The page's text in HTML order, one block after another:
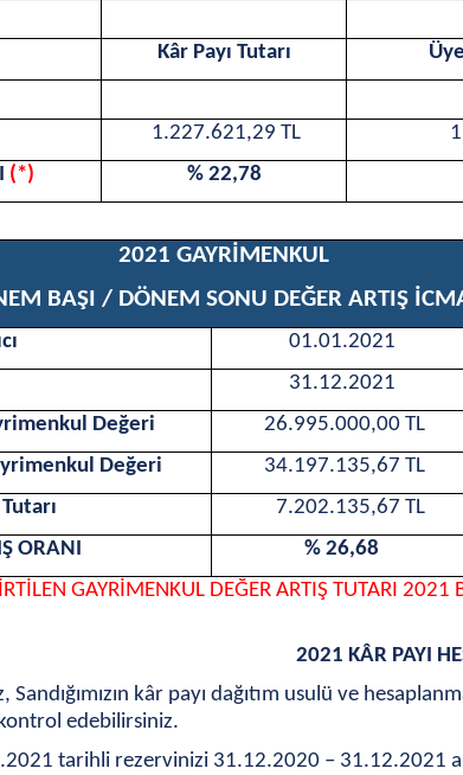
Kâr Payı Tutarı
1.227.621,29 TL
(*) % 22,78
2021 GAYRİMENKUL
BAŞI / DÖNEM SONU DEĞER ARTIŞ
01.01.2021
31.12.2021
Değeri
26.995.000,00 TL
Değeri
34.197.135,67 TL
7.202.135,67 TL
ORANI
% 26,68
GAYRİMENKUL DEĞER ARTIŞ TUTARI 2021
2021 KÂR PAYI
kâr payı dağıtım usulü ve
edebilirsiniz.
tarihli rezervinizi 31.12.2020 – 31.12.2021